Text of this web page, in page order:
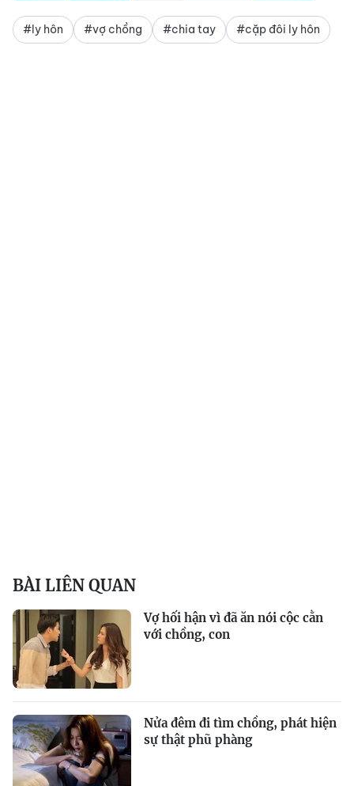
#ly hôn #vợ chồng #chia tay #cặp đôi ly hôn
BÀI LIÊN QUAN
Vợ hối hận vì đã ăn nói cộc cằn
với chồng, con
Nửa đêm đi tìm chồng, phát hiện
sự thật phũ phàng